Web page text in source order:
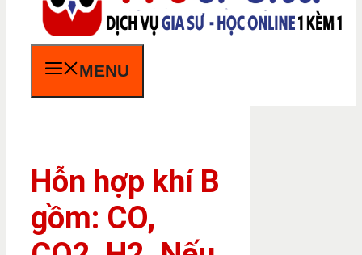
MENU
Hỗn hợp khí B
gồm: CO,